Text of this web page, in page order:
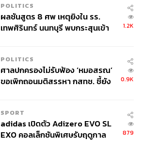
POLITICS
ผลชันสูตร 8 ศพ เหตุยิงใน รร.
เทพศิรินทร์ นนทบุรี พบกระสุนเข้า
1.2K
POLITICS
ศาลปกครองไม่รับฟ้อง ‘หมอสรณ’
ขอเพิกถอนมติสรรหา กสทช. ชี้ยัง
0.9K
SPORT
adidas เปิดตัว Adizero EVO SL
EXO คอลเล็กชันพิเศษรับฤดูกาล
879